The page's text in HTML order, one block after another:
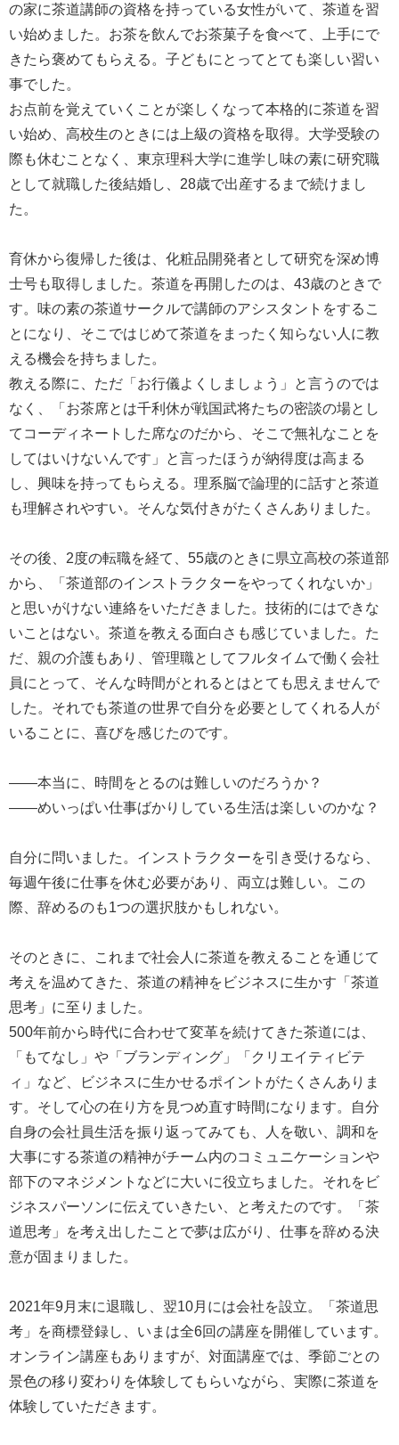
の家に茶道講師の資格を持っている女性がいて、茶道を習
い始めました。お茶を飲んでお茶菓子を食べて、上手にで
きたら褒めてもらえる。子どもにとってとても楽しい習い
事でした。
お点前を覚えていくことが楽しくなって本格的に茶道を習
い始め、高校生のときには上級の資格を取得。大学受験の
際も休むことなく、東京理科大学に進学し味の素に研究職
として就職した後結婚し、28歳で出産するまで続けまし
た。
育休から復帰した後は、化粧品開発者として研究を深め博
士号も取得しました。茶道を再開したのは、43歳のときで
す。味の素の茶道サークルで講師のアシスタントをするこ
とになり、そこではじめて茶道をまったく知らない人に教
える機会を持ちました。
教える際に、ただ「お行儀よくしましょう」と言うのでは
なく、「お茶席とは千利休が戦国武将たちの密談の場とし
てコーディネートした席なのだから、そこで無礼なことを
してはいけないんです」と言ったほうが納得度は高まる
し、興味を持ってもらえる。理系脳で論理的に話すと茶道
も理解されやすい。そんな気付きがたくさんありました。
その後、2度の転職を経て、55歳のときに県立高校の茶道部
から、「茶道部のインストラクターをやってくれないか」
と思いがけない連絡をいただきました。技術的にはできな
いことはない。茶道を教える面白さも感じていました。た
だ、親の介護もあり、管理職としてフルタイムで働く会社
員にとって、そんな時間がとれるとはとても思えませんで
した。それでも茶道の世界で自分を必要としてくれる人が
いることに、喜びを感じたのです。
――本当に、時間をとるのは難しいのだろうか？
――めいっぱい仕事ばかりしている生活は楽しいのかな？
自分に問いました。インストラクターを引き受けるなら、
毎週午後に仕事を休む必要があり、両立は難しい。この
際、辞めるのも1つの選択肢かもしれない。
そのときに、これまで社会人に茶道を教えることを通じて
考えを温めてきた、茶道の精神をビジネスに生かす「茶道
思考」に至りました。
500年前から時代に合わせて変革を続けてきた茶道には、
「もてなし」や「ブランディング」「クリエイティビテ
ィ」など、ビジネスに生かせるポイントがたくさんありま
す。そして心の在り方を見つめ直す時間になります。自分
自身の会社員生活を振り返ってみても、人を敬い、調和を
大事にする茶道の精神がチーム内のコミュニケーションや
部下のマネジメントなどに大いに役立ちました。それをビ
ジネスパーソンに伝えていきたい、と考えたのです。「茶
道思考」を考え出したことで夢は広がり、仕事を辞める決
意が固まりました。
2021年9月末に退職し、翌10月には会社を設立。「茶道思
考」を商標登録し、いまは全6回の講座を開催しています。
オンライン講座もありますが、対面講座では、季節ごとの
景色の移り変わりを体験してもらいながら、実際に茶道を
体験していただきます。